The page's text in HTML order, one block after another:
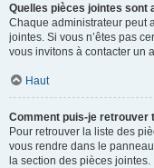
Quelles pièces jointes sont
Chaque administrateur peut
jointes. Si vous n’êtes pas
vous invitons à contacter un
Haut
Comment puis-je retrouver
Pour retrouver la liste des
vous rendre dans le
la section des pièces jointes.